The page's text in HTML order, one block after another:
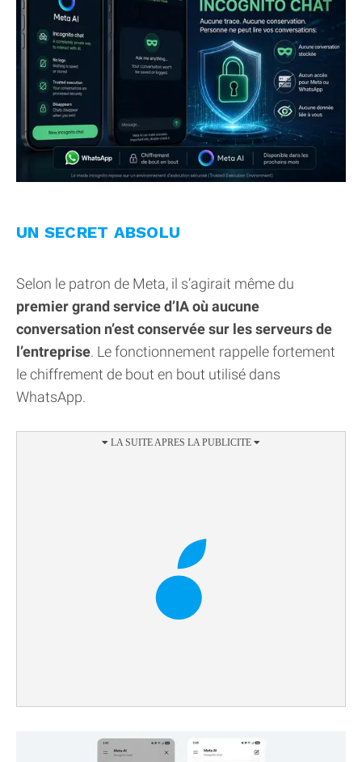
UN SECRET ABSOLU
Selon le patron de Meta, il s’agirait même du
premier grand service d’IA où aucune
conversation n’est conservée sur les serveurs de
l’entreprise. Le fonctionnement rappelle fortement
le chiffrement de bout en bout utilisé dans
WhatsApp.